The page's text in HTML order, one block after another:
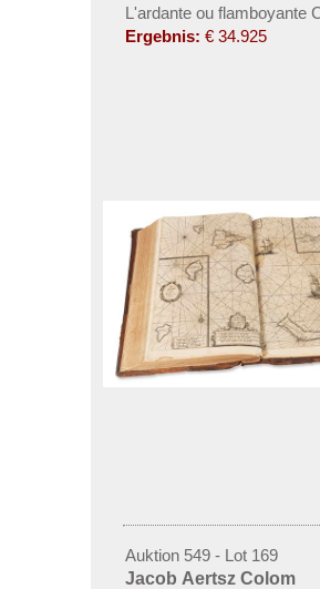
L'ardante ou flamboyante
Ergebnis: € 34.925
Auktion 549 - Lot 169
Jacob Aertsz Colom